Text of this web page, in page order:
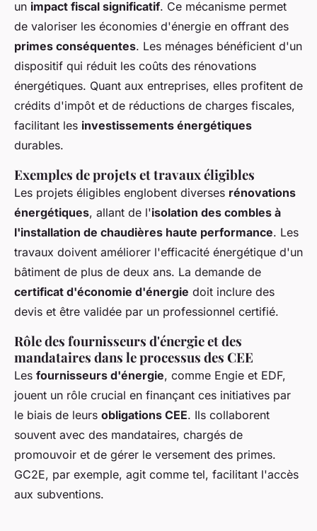
un impact fiscal significatif. Ce mécanisme permet
de valoriser les économies d'énergie en offrant des
primes conséquentes. Les ménages bénéficient d'un
dispositif qui réduit les coûts des rénovations
énergétiques. Quant aux entreprises, elles profitent de
crédits d'impôt et de réductions de charges fiscales,
facilitant les investissements énergétiques
durables.
Exemples de projets et travaux éligibles
Les projets éligibles englobent diverses rénovations
énergétiques, allant de l'isolation des combles à
l'installation de chaudières haute performance. Les
travaux doivent améliorer l'efficacité énergétique d'un
bâtiment de plus de deux ans. La demande de
certificat d'économie d'énergie doit inclure des
devis et être validée par un professionnel certifié.
Rôle des fournisseurs d'énergie et des
mandataires dans le processus des CEE
Les fournisseurs d'énergie, comme Engie et EDF,
jouent un rôle crucial en finançant ces initiatives par
le biais de leurs obligations CEE. Ils collaborent
souvent avec des mandataires, chargés de
promouvoir et de gérer le versement des primes.
GC2E, par exemple, agit comme tel, facilitant l'accès
aux subventions.